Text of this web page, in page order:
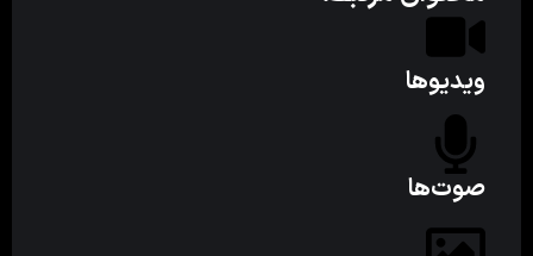
ویدیوها
صوت‌ها